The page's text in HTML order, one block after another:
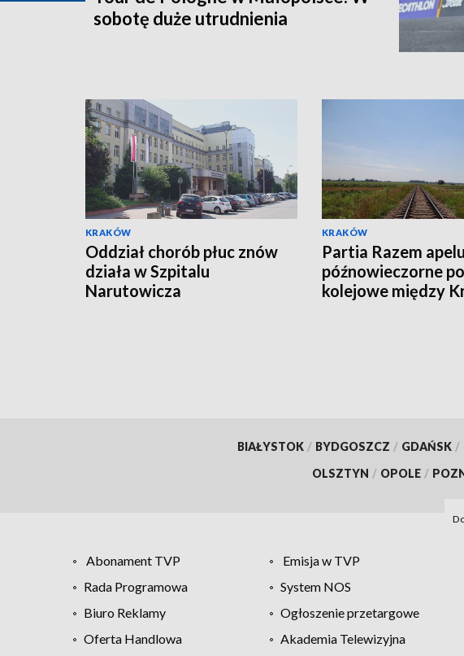
sobotę duże utrudnienia
KRAKÓW
Oddział chorób płuc znów
działa w Szpitalu
Narutowicza
KRAKÓW
Partia Razem
późnowieczorne
kolejowe między
BIAŁYSTOK / BYDGOSZCZ / GDAŃSK /
OLSZTYN / OPOLE /
Abonament TVP Emisja w TVP
Rada Programowa
System NOS
Biuro Reklamy
Ogłoszenie przetargowe
Oferta Handlowa
Akademia Telewizyjna